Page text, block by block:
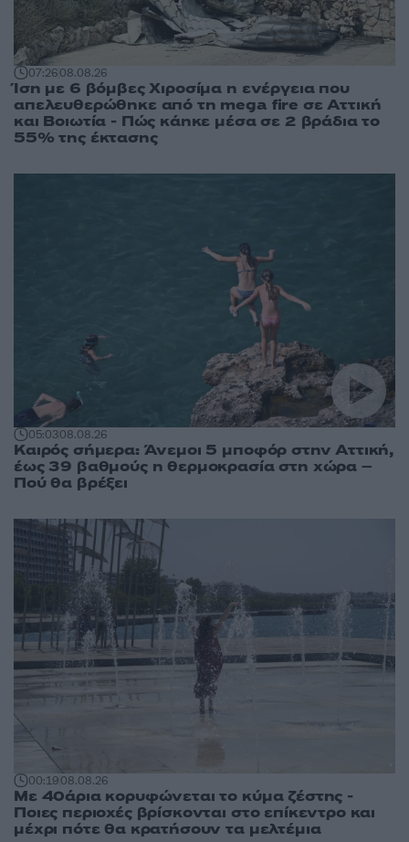
07:2608.08.26
Ίση με 6 βόμβες Χιροσίμα η ενέργεια που
απελευθερώθηκε από τη mega fire σε Αττική
και Βοιωτία - Πώς κάηκε μέσα σε 2 βράδια το
55% της έκτασης
05:0308.08.26
Καιρός σήμερα: Άνεμοι 5 μποφόρ στην Αττική,
έως 39 βαθμούς η θερμοκρασία στη χώρα –
Πού θα βρέξει
00:1908.08.26
Με 40άρια κορυφώνεται το κύμα ζέστης -
Ποιες περιοχές βρίσκονται στο επίκεντρο και
μέχρι πότε θα κρατήσουν τα μελτέμια